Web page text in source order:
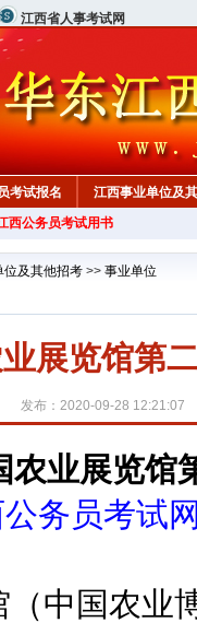
江西省人事考试网
考试报名 江西事业单位及
西公务员考试用书
位及其他招考 >> 事业单位
展览馆第
发布：2020-09-28 12:21:07
农业展览
务员考试
中国农业